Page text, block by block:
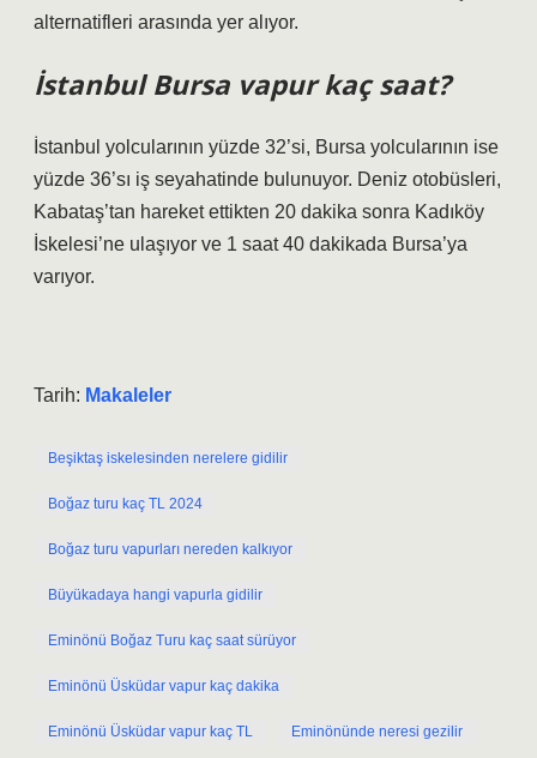
alternatifleri arasında yer alıyor.
İstanbul Bursa vapur kaç saat?
İstanbul yolcularının yüzde 32’si, Bursa yolcularının ise
yüzde 36’sı iş seyahatinde bulunuyor. Deniz otobüsleri,
Kabataş’tan hareket ettikten 20 dakika sonra Kadıköy
İskelesi’ne ulaşıyor ve 1 saat 40 dakikada Bursa’ya
varıyor.
Tarih: Makaleler
Beşiktaş iskelesinden nerelere gidilir
Boğaz turu kaç TL 2024
Boğaz turu vapurları nereden kalkıyor
Büyükadaya hangi vapurla gidilir
Eminönü Boğaz Turu kaç saat sürüyor
Eminönü Üsküdar vapur kaç dakika
Eminönü Üsküdar vapur kaç TL Eminönünde neresi gezilir